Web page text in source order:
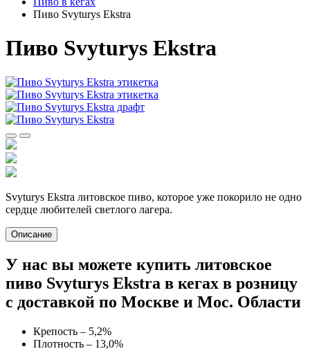
Пиво Svyturys Ekstra
Пиво Svyturys Ekstra
Svyturys Ekstrа литовское пиво, которое уже покорило не одно
сердце любителей светлого лагера.
Описание
У нас вы можете купить литовское
пиво Svyturys Ekstra в кегах в розницу
с доставкой по Москве и Мос. Области
Крепость – 5,2%
Плотность – 13,0%